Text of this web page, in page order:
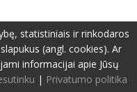
statistiniais ir rinkodaros
(angl. cookies). Ar
informacijai apie Jūsų
| Privatumo politika